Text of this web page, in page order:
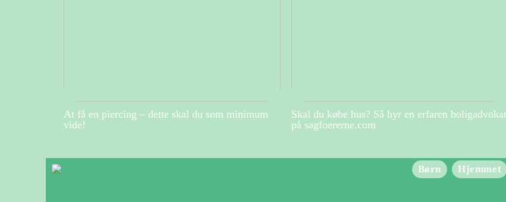
At få en piercing – dette skal du som minimum
vide!
Skal du købe hus? Så hyr en erfaren boligadvokat
på sagfoererne.com
Børn Hjemmet